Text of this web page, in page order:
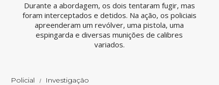
Durante a abordagem, os dois tentaram fugir, mas
foram interceptados e detidos. Na ação, os policiais
apreenderam um revólver, uma pistola, uma
espingarda e diversas munições de calibres
variados.
Policial Investigação